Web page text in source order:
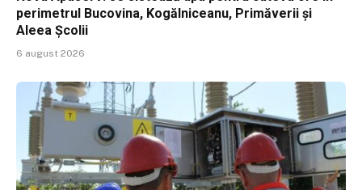
perimetrul Bucovina, Kogălniceanu, Primăverii și
Aleea Școlii
6 august 2026